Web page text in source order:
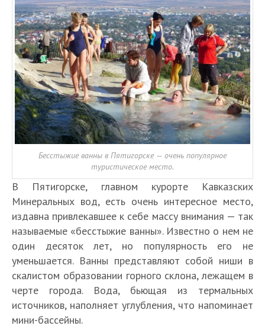
Бесстыжие ванны в Пятигорске — очень популярное
туристическое место.
В Пятигорске, главном курорте Кавказских
Минеральных вод, есть очень интересное место,
издавна привлекавшее к себе массу внимания — так
называемые «бесстыжие ванны». Известно о нем не
один десяток лет, но популярность его не
уменьшается. Ванны представляют собой ниши в
скалистом образовании горного склона, лежащем в
черте города. Вода, бьющая из термальных
источников, наполняет углубления, что напоминает
мини-бассейны.